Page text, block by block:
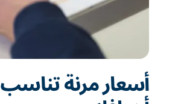
أسعار مرنة تناسب